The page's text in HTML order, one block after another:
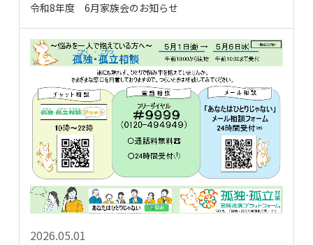
令和8年度 6月家族会のお知らせ
2026.05.01